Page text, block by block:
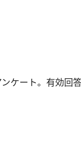
ケート。有効回